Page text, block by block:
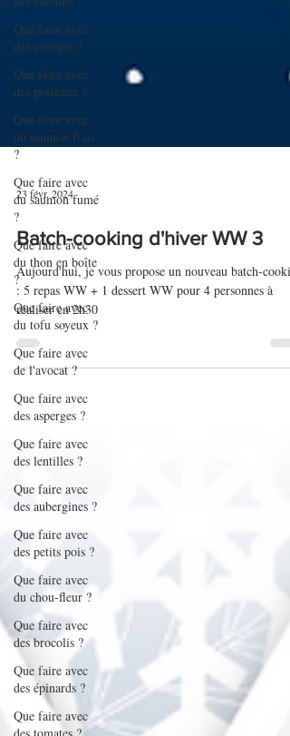
Que faire avec
des courges ?
Que faire avec
des poireaux ?
Que faire avec
du saumon frais
?
Que faire avec
du saumon fumé
?
Que faire avec
du thon en boîte
?
Que faire avec
du tofu soyeux ?
Que faire avec
de l'avocat ?
Que faire avec
des asperges ?
Que faire avec
des lentilles ?
Que faire avec
des aubergines ?
Que faire avec
des petits pois ?
Que faire avec
du chou-fleur ?
Que faire avec
des brocolis ?
Que faire avec
des épinards ?
Que faire avec
23 févr. 2024
Batch-cooking d'hiver WW 3
Aujourd'hui, je vous propose un nouveau batch-
: 5 repas WW + 1 dessert WW pour 4 personnes à
réaliser en 2h30